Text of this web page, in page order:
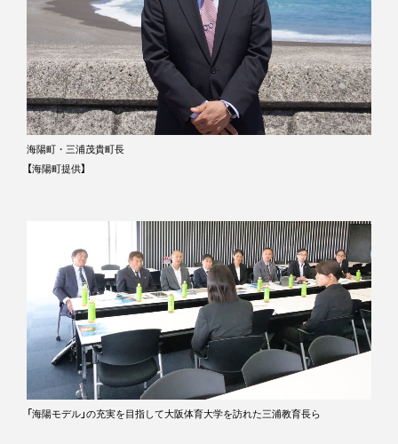
海陽町・三浦茂貴町長
【海陽町提供】
「海陽モデル」の充実を目指して大阪体育大学を訪れた三浦教育長ら